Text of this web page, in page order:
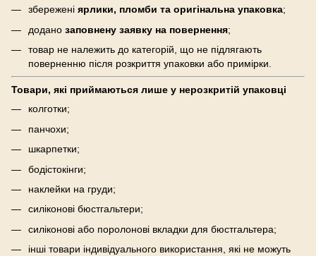
збережені ярлики, пломби та оригінальна упаковка;
додано заповнену заявку на повернення;
товар не належить до категорій, що не підлягають
поверненню після розкриття упаковки або примірки.
Товари, які приймаються лише у нерозкритій упаковці
колготки;
панчохи;
шкарпетки;
бодістокінги;
наклейки на груди;
силіконові бюстгальтери;
силіконові або поролонові вкладки для бюстгальтера;
інші товари індивідуального використання, які не можуть